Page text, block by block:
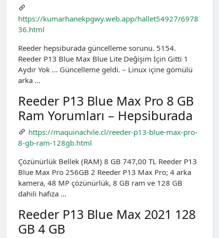
https://kumarhanekpgwy.web.app/hallet54927/6978
36.html
Reeder hepsiburada güncelleme sorunu. 5154.
Reeder P13 Blue Max Blue Lite Değişim İçin Gitti 1
Aydır Yok … Güncelleme geldi. – Linux içine gömülü
arka …
Reeder P13 Blue Max Pro 8 GB
Ram Yorumları – Hepsiburada
https://maquinachile.cl/reeder-p13-blue-max-pro-
8-gb-ram-128gb.html
Çözünürlük Bellek (RAM) 8 GB 747,00 TL Reeder P13
Blue Max Pro 256GB 2 Reeder P13 Max Pro; 4 arka
kamera, 48 MP çözünürlük, 8 GB ram ve 128 GB
dahili hafıza …
Reeder P13 Blue Max 2021 128
GB 4 GB